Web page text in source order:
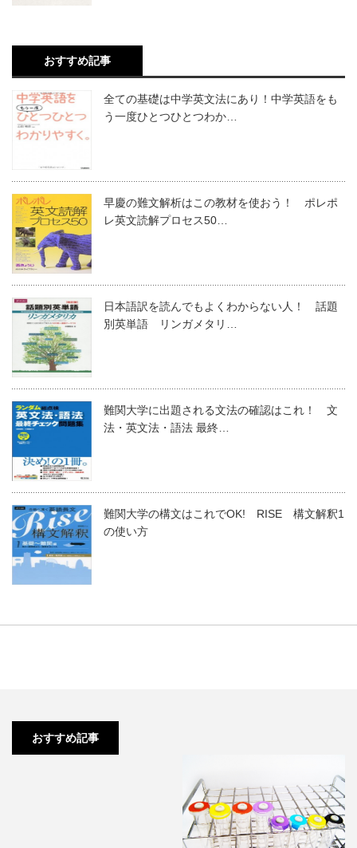
おすすめ記事
全ての基礎は中学英文法にあり！中学英語をも
う一度ひとつひとつわか…
早慶の難文解析はこの教材を使おう！ ポレポ
レ英文読解プロセス50…
日本語訳を読んでもよくわからない人！ 話題
別英単語 リンガメタリ…
難関大学に出題される文法の確認はこれ！ 文
法・英文法・語法 最終…
難関大学の構文はこれでOK! RISE 構文解釈1
の使い方
おすすめ記事
【現役】参考書を買って独学をし
ていますが、、これで大丈夫…